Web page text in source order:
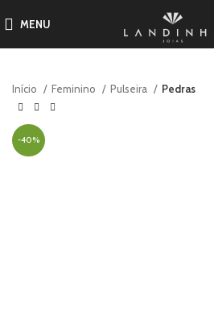
MENU
Início Feminino Pulseira Pedras
-40%